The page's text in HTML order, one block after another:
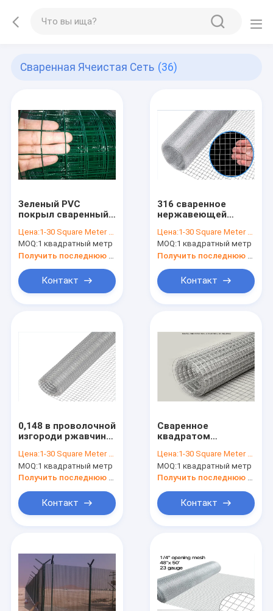
Сваренная Ячеистая Сеть (36)
Зеленый PVC
покрыл сваренный
ячеистой сети
Цена:1-30 Square Meter $2/Square Meter >30 Square Meters $1/Square Meter
MOQ:1 квадратный метр
Контакт
316 сваренное
нержавеющей
″ x1/2 длины 1/2
ячеистой сети 30m
для защиты
Цена:1-30 Square Meter $5/Square Meter
MOQ:1 квадратный метр
Контакт
0,148 в проволочной
изгороди ржавчины
нержавеющей
стали анти-
сваренной 1x1
Цена:1-30 Square Meter $5/Square Meter
MOQ:1 квадратный метр
Контакт
Сваренное
квадратом
нержавеющей
стали 1-1/2
ячеистой сети
Цена:1-30 Square Meter $5/Square Meter
MOQ:1 квадратный метр
Контакт